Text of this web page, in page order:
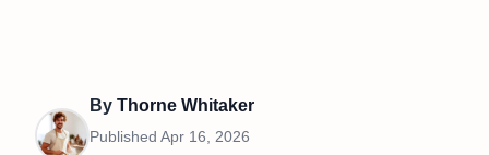
By Thorne Whitaker
Published Apr 16, 2026